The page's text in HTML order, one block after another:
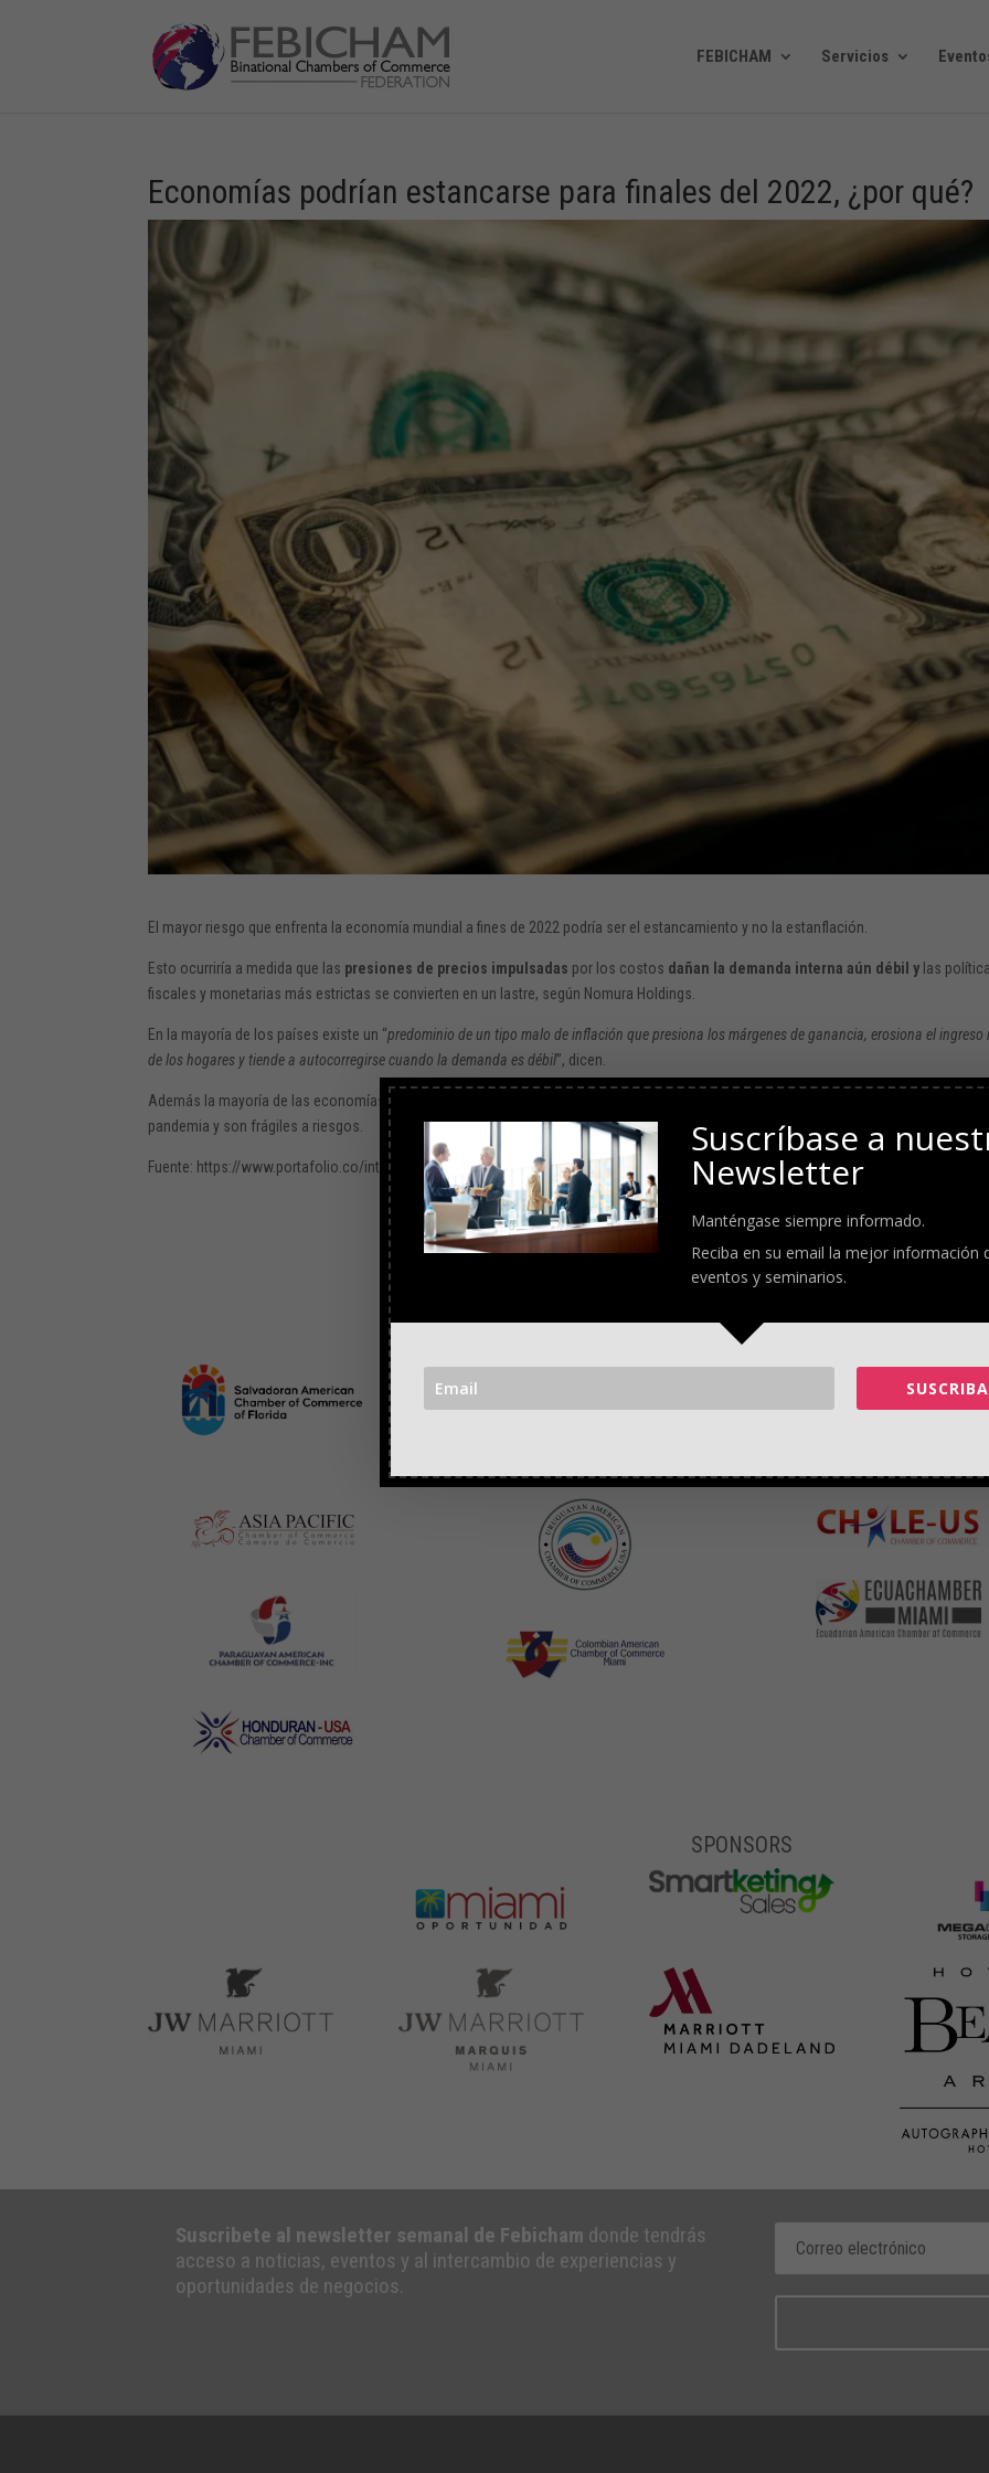
FEBICHAM Servicios
Economías podrían estancarse para finales del 2022, ¿por qué?
El mayor riesgo que enfrenta la economía mundial a fines de 2022 podría ser el estancamiento y no la estanflación.
Esto ocurriría a medida que las presiones de precios impulsadas por los costos dañan la demanda interna aún débil y las
fiscales y monetarias más estrictas se convierten en un lastre, según Nomura Holdings.
En la mayoría de los países existe un “predominio de un tipo malo de inflación que presiona los márgenes de ganancia, erosiona el ingreso
de los hogares y tiende a autocorregirse cuando la demanda es débil”, dicen.
Además la mayoría de las economías, incluidas la
pandemia y son frágiles a riesgos.
Fuente: https://www.portafolio.co/internacional/economias-podrian-estancarse-para-finales-del-2022-por-que-559548
SPONSORS
Suscribete al newsletter semanal de Febicham donde tendrás
acceso a noticias, eventos y al intercambio de experiencias y
oportunidades de negocios.
Suscríbase a
Newsletter
Manténgase siempre informado.
Reciba en su email la mejor información
eventos y seminarios.